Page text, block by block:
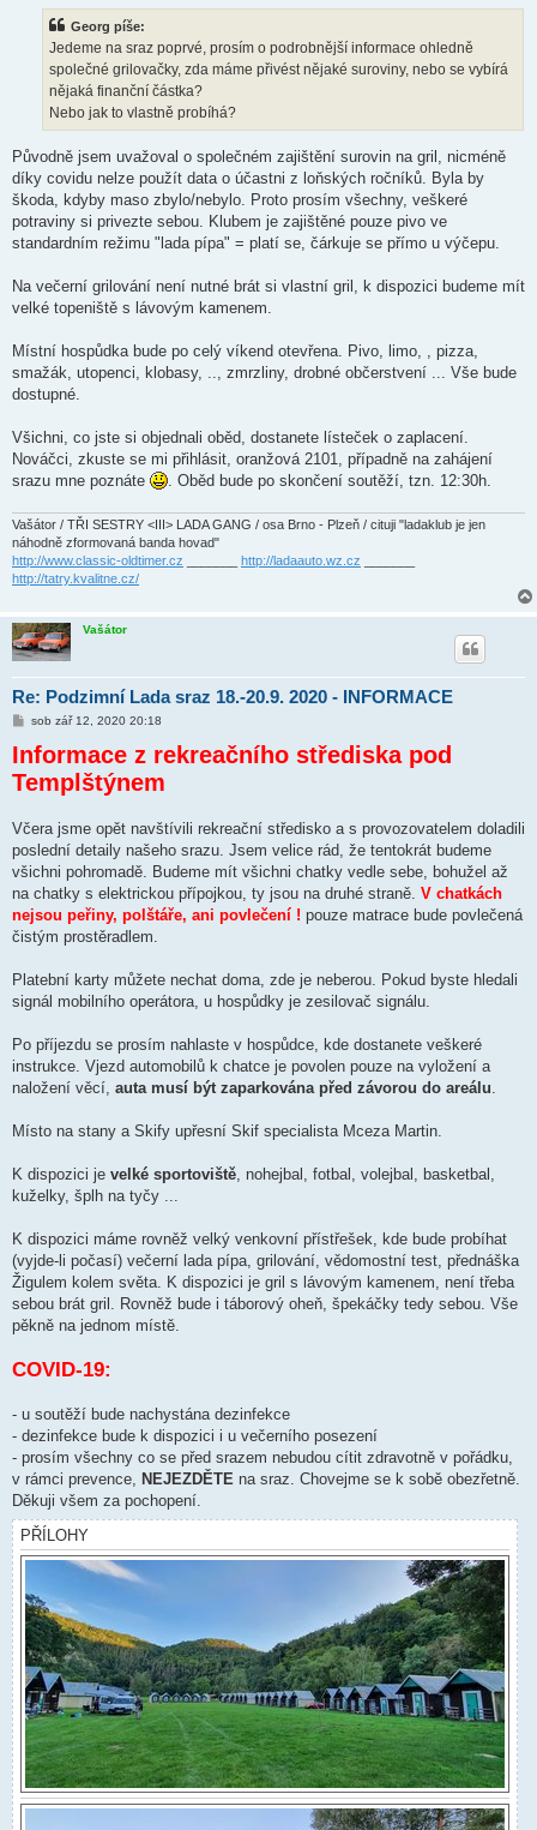
Georg píše:
Jedeme na sraz poprvé, prosím o podrobnější informace ohledně
společné grilovačky, zda máme přivést nějaké suroviny, nebo se vybírá
nějaká finanční částka?
Nebo jak to vlastně probíhá?
Původně jsem uvažoval o společném zajištění surovin na gril, nicméně
díky covidu nelze použít data o účastni z loňských ročníků. Byla by
škoda, kdyby maso zbylo/nebylo. Proto prosím všechny, veškeré
potraviny si privezte sebou. Klubem je zajištěné pouze pivo ve
standardním režimu "lada pípa" = platí se, čárkuje se přímo u výčepu.
Na večerní grilování není nutné brát si vlastní gril, k dispozici budeme mít
velké topeniště s lávovým kamenem.
Místní hospůdka bude po celý víkend otevřena. Pivo, limo, , pizza,
smažák, utopenci, klobasy, .., zmrzliny, drobné občerstvení ... Vše bude
dostupné.
Všichni, co jste si objednali oběd, dostanete lísteček o zaplacení.
Nováčci, zkuste se mi přihlásit, oranžová 2101, případně na zahájení
srazu mne poznáte
. Oběd bude po skončení soutěží, tzn. 12:30h.
Vašátor / TŘI SESTRY <III> LADA GANG / osa Brno - Plzeň / cituji "ladaklub je jen
náhodně zformovaná banda hovad"
http://www.classic-oldtimer.cz
http://ladaauto.wz.cz
http://tatry.kvalitne.cz/
Vašátor
Re: Podzimní Lada sraz 18.-20.9. 2020 - INFORMACE
P
í
s
p
ě
e
k
sob zář 12, 2020 20:18
Informace z rekreačního střediska pod
Templštýnem
Včera jsme opět navštívili rekreační středisko a s provozovatelem doladili
poslední detaily našeho srazu. Jsem velice rád, že tentokrát budeme
všichni pohromadě. Budeme mít všichni chatky vedle sebe, bohužel až
na chatky s elektrickou přípojkou, ty jsou na druhé straně. V chatkách
nejsou peřiny, polštáře, ani povlečení ! pouze matrace bude povlečená
čistým prostěradlem.
Platební karty můžete nechat doma, zde je neberou. Pokud byste hledali
signál mobilního operátora, u hospůdky je zesilovač signálu.
Po příjezdu se prosím nahlaste v hospůdce, kde dostanete veškeré
instrukce. Vjezd automobilů k chatce je povolen pouze na vyložení a
naložení věcí, auta musí být zaparkována před závorou do areálu
Místo na stany a Skify upřesní Skif specialista Mceza Martin.
K dispozici je velké sportoviště , nohejbal, fotbal, volejbal, basketbal,
kuželky, šplh na tyčy ...
K dispozici máme rovněž velký venkovní přístřešek, kde bude probíhat
(vyjde-li počasí) večerní lada pípa, grilování, vědomostní test, přednáška
Žigulem kolem světa. K dispozici je gril s lávovým kamenem, není třeba
sebou brát gril. Rovněž bude i táborový oheň, špekáčky tedy sebou. Vše
pěkně na jednom místě.
COVID-19:
- u soutěží bude nachystána dezinfekce
- dezinfekce bude k dispozici i u večerního posezení
- prosím všechny co se před srazem nebudou cítit zdravotně v pořádku,
v rámci prevence,
NEJEZDĚTE na sraz. Chovejme se k sobě obezřetně.
Děkuji všem za pochopení.
PŘÍLOHY